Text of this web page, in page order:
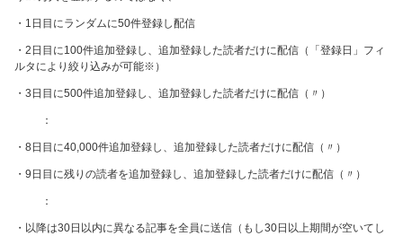
・1日目にランダムに50件登録し配信
・2日目に100件追加登録し、追加登録した読者だけに配信（「登録日」フィ
ルタにより絞り込みが可能※）
・3日目に500件追加登録し、追加登録した読者だけに配信（〃）
：
・8日目に40,000件追加登録し、追加登録した読者だけに配信（〃）
・9日目に残りの読者を追加登録し、追加登録した読者だけに配信（〃）
：
・以降は30日以内に異なる記事を全員に送信（もし30日以上期間が空いてし